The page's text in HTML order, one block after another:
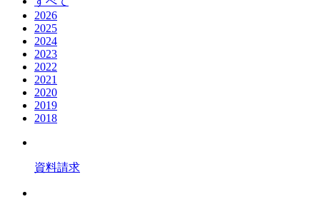
2026
2025
2024
2023
2022
2021
2020
2019
2018
資料請求